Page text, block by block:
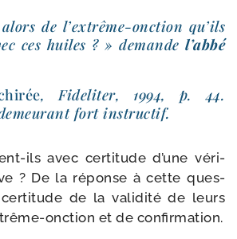
de l’extrême-​onction qu’ils
ces huiles ? » demande l’ab­bé
, Fideliter, 1994, p. 44.
fort instructif.
​ils avec cer­ti­tude d’une véri­
? De la réponse à cette ques­
de la vali­di­té de leurs
​onction et de confirmation.